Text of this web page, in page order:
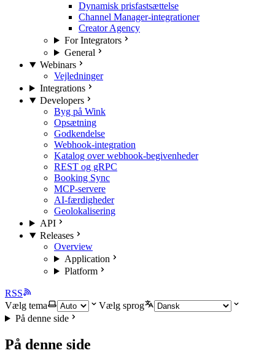
Dynamisk prisfastsættelse
Channel Manager-integrationer
Creator Agency
For Integrators
General
Webinars
Vejledninger
Integrations
Developers
Byg på Wink
Opsætning
Godkendelse
Webhook-integration
Katalog over webhook-begivenheder
REST og gRPC
Booking Sync
MCP-servere
AI-færdigheder
Geolokalisering
API
Releases
Overview
Application
Platform
RSS
Vælg tema
Vælg sprog
På denne side
På denne side